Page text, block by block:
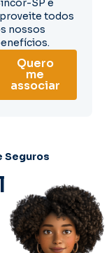
SP e
todos
nossos
Quero
me
associar
Seguros